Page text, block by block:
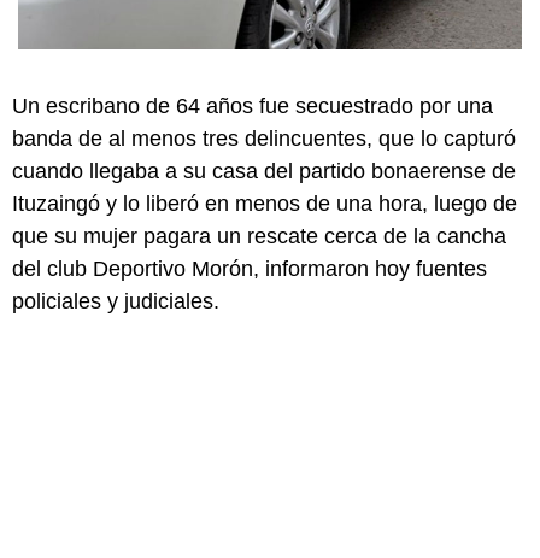
Un escribano de 64 años fue secuestrado por una
banda de al menos tres delincuentes, que lo capturó
cuando llegaba a su casa del partido bonaerense de
Ituzaingó y lo liberó en menos de una hora, luego de
que su mujer pagara un rescate cerca de la cancha
del club Deportivo Morón, informaron hoy fuentes
policiales y judiciales.